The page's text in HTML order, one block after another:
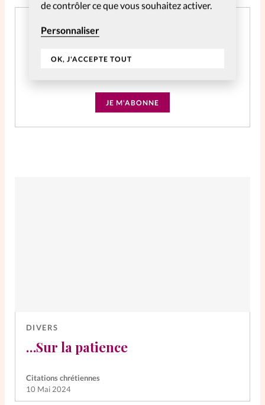
de contrôler ce que vous souhaitez activer.
Personnaliser
OK, J'ACCEPTE TOUT
Abonnement SpirituElles Web 2 ans
JE M'ABONNE
DIVERS
…Sur la patience
Citations chrétiennes
10 Mai 2024